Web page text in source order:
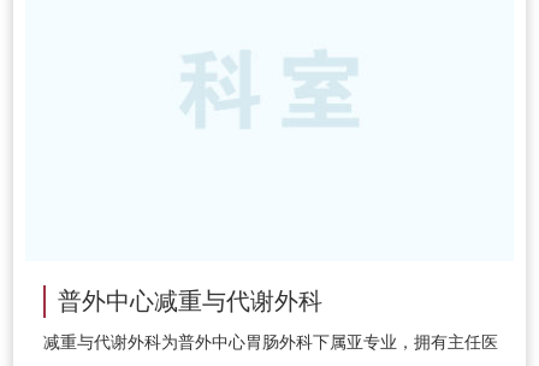
普外中心减重与代谢外科
减重与代谢外科为普外中心胃肠外科下属亚专业，拥有主任医